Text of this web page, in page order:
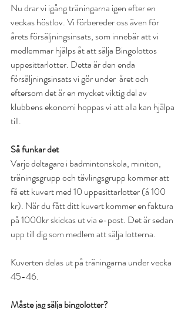
Nu drar vi igång träningarna igen efter en
veckas höstlov. Vi förbereder oss även för
årets försäljningsinsats, som innebär att vi
medlemmar hjälps åt att sälja Bingolottos
uppesittarlotter. Detta är den enda
försäljningsinsats vi gör under  året och
eftersom det är en mycket viktig del av
klubbens ekonomi hoppas vi att alla kan hjälpa
till.
Så funkar det
Varje deltagare i badmintonskola, miniton,
träningsgrupp och tävlingsgrupp kommer att
få ett kuvert med 10 uppesittarlotter (á 100
kr). När du fått ditt kuvert kommer en faktura
på 1000kr skickas ut via e-post. Det är sedan
upp till dig som medlem att sälja lotterna.
Kuverten delas ut på träningarna under vecka
45-46.
Måste jag sälja bingolotter?